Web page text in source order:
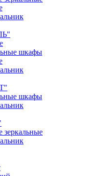
шкафы
шкафы